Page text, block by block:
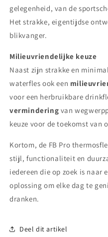
gelegenheid, van de
Het strakke, eigentijdse
blikvanger.
Milieuvriendelijke keuze
Naast zijn strakke en
waterfles ook een
voor een herbruikbare
vermindering van
keuze voor de toekomst van
Kortom, de FB Pro
stijl, functionaliteit en
iedereen die op zoek is naar
oplossing om elke dag te
dranken.
Deel dit artikel